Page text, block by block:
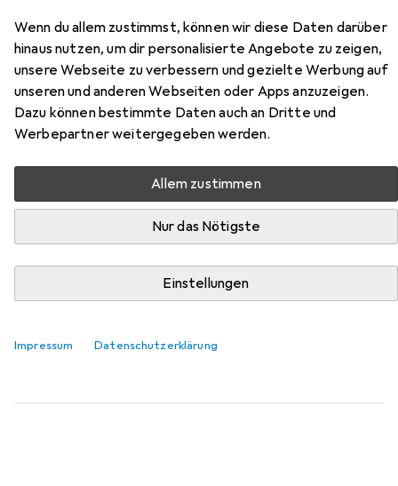
Wenn du allem zustimmst, können wir diese Daten darüber
hinaus nutzen, um dir personalisierte Angebote zu zeigen,
unsere Webseite zu verbessern und gezielte Werbung auf
unseren und anderen Webseiten oder Apps anzuzeigen.
Dazu können bestimmte Daten auch an Dritte und
Werbepartner weitergegeben werden.
Allem zustimmen
Nur das Nötigste
Einstellungen
Impressum Datenschutzerklärung
Zubehör für HPE HP Festplatte
500 GB
Hier findest du passendes Zubehör zum Produkt HPE HP
Festplatte 500 GB aus der Kategorie
Festplattengehäuse.
Relevanz
Produktliste
EUR
29,42
3.5"